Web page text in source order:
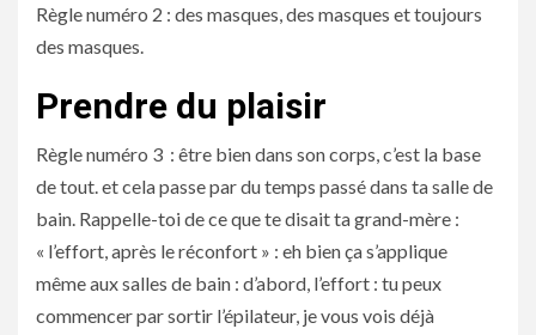
Règle numéro 2 : des masques, des masques et toujours
des masques.
Prendre du plaisir
Règle numéro 3 : être bien dans son corps, c’est la base
de tout. et cela passe par du temps passé dans ta salle de
bain. Rappelle-toi de ce que te disait ta grand-mère :
« l’effort, après le réconfort » : eh bien ça s’applique
même aux salles de bain : d’abord, l’effort : tu peux
commencer par sortir l’épilateur, je vous vois déjà